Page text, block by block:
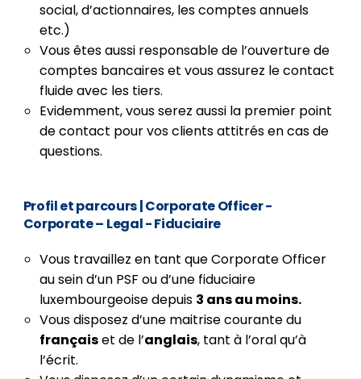
social, d’actionnaires, les comptes annuels
etc.)
Vous êtes aussi responsable de l’ouverture de
comptes bancaires et vous assurez le contact
fluide avec les tiers.
Evidemment, vous serez aussi la premier point
de contact pour vos clients attitrés en cas de
questions.
Profil et parcours| Corporate Officer -
Corporate – Legal - Fiduciaire
Vous travaillez en tant que Corporate Officer
au sein d’un PSF ou d’une fiduciaire
luxembourgeoise depuis 3 ans au moins.
Vous disposez d’une maitrise courante du
françaiset de l’anglais, tant à l’oral qu’à
l’écrit.